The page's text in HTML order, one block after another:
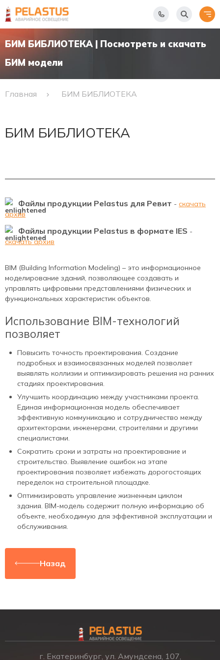
БИМ БИБЛИОТЕКА | Посмотреть и скачать
БИМ модели
Главная БИМ БИБЛИОТЕКА
БИМ БИБЛИОТЕКА
Файлы продукции Pelastus для Ревит - скачать
архив
Файлы продукции Pelastus в формате IES -
скачать архив
BIM (Building Information Modeling) – это информационное
моделирование зданий, позволяющее создавать и
управлять цифровыми представлениями физических и
функциональных характеристик объектов.
Использование BIM-технологий
позволяет
Повысить точность проектирования. Создание
подробных и взаимосвязанных моделей позволяет
выявлять коллизии и оптимизировать решения на ранних
стадиях проектирования.
Улучшить координацию между участниками проекта.
Единая информационная модель обеспечивает
эффективную коммуникацию и сотрудничество между
архитекторами, инженерами, строителями и другими
специалистами.
Сократить сроки и затраты на проектирование и
строительство. Выявление ошибок на этапе
проектирования позволяет избежать дорогостоящих
переделок на строительной площадке.
Оптимизировать управление жизненным циклом
здания. BIM-модель содержит полную информацию об
объекте, необходимую для эффективной эксплуатации и
обслуживания.
Назад
г. Екатеринбург, ул. Амундсена, 107,